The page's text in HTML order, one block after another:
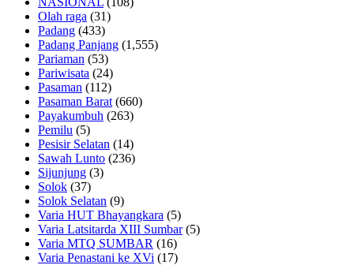
Olah raga (31)
Padang (433)
Padang Panjang (1,555)
Pariaman (53)
Pariwisata (24)
Pasaman (112)
Pasaman Barat (660)
Payakumbuh (263)
Pemilu (5)
Pesisir Selatan (14)
Sawah Lunto (236)
Sijunjung (3)
Solok (37)
Solok Selatan (9)
Varia HUT Bhayangkara (5)
Varia Latsitarda XIII Sumbar(5)
Varia MTQ SUMBAR (16)
Varia Penastani ke XVi (17)